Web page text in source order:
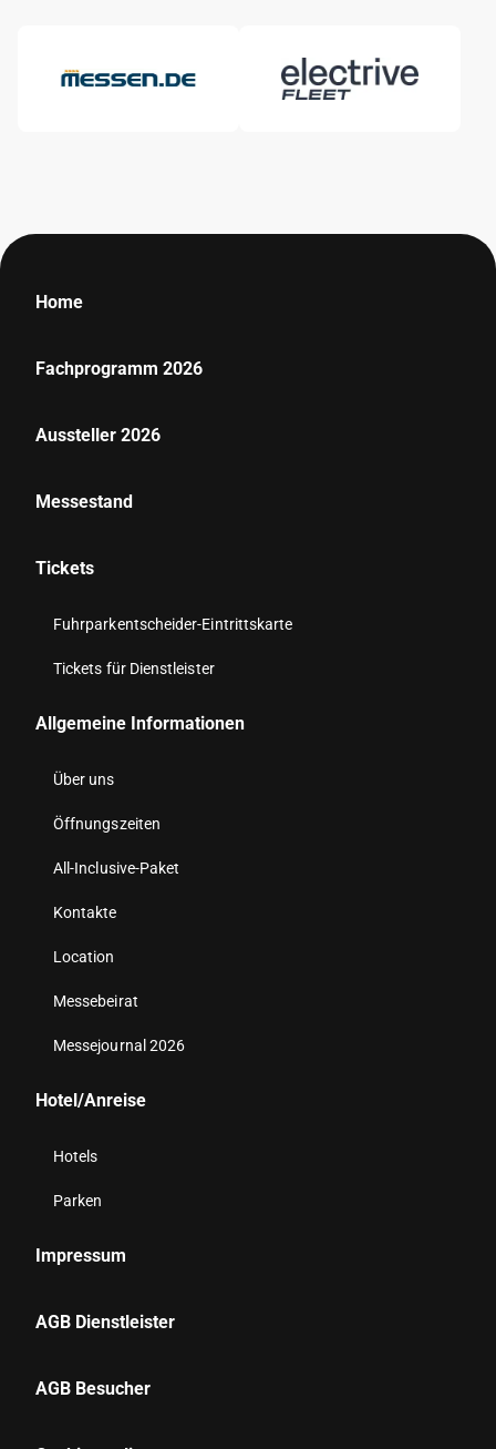
Home
Fachprogramm 2026
Aussteller 2026
Messestand
Tickets
Fuhrparkentscheider-Eintrittskarte
Tickets für Dienstleister
Allgemeine Informationen
Über uns
Öffnungszeiten
All-Inclusive-Paket
Kontakte
Location
Messebeirat
Messejournal 2026
Hotel/Anreise
Hotels
Parken
Impressum
AGB Dienstleister
AGB Besucher